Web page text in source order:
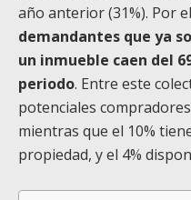
año anterior (31%). Por
demandantes que ya
un inmueble caen del
periodo. Entre este
potenciales
mientras que el 10%
propiedad, y el 4%